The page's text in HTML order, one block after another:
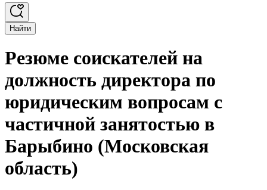
Найти
Резюме соискателей на
должность директора по
юридическим вопросам с
частичной занятостью в
Барыбино (Московская
область)